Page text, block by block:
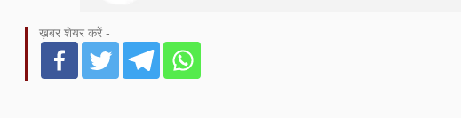
ख़बर शेयर करें -